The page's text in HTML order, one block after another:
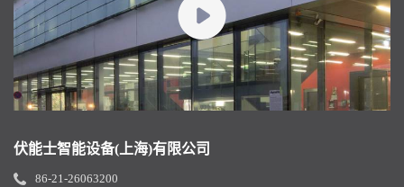
伏能士智能设备(上海)有限公司
86-21-26063200